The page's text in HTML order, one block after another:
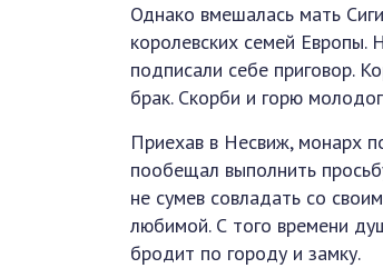
Однако вмешалась мать
королевских семей Европы.
подписали себе приговор.
брак. Скорби и горю
Приехав в Несвиж, монарх
пообещал выполнить
не сумев совладать со
любимой. С того времени
бродит по городу и замку.